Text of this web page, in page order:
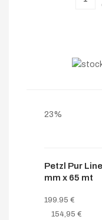
23%
Petzl Pur
mm x 65 mt
199.95 €
154,95 €